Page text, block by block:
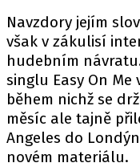
Navzdory jejím
však v zákulisí
hudebním
singlu Easy On Me
během nichž se
měsíc ale tajně
Angeles do
novém materiálu.